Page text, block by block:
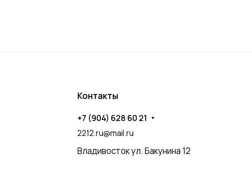
Контакты
+7 (904) 628 60 21
2212.ru@mail.ru
Владивосток ул. Бакунина 12